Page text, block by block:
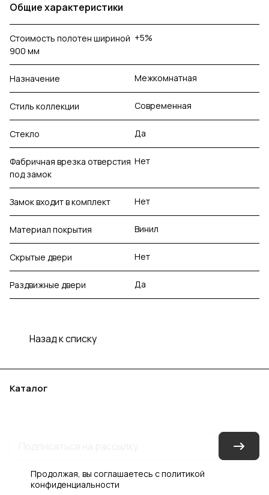
Общие характеристики
Стоимость полотен шириной
900 мм
+5%
Назначение Межкомнатная
Стиль коллекции Современная
Стекло Да
Фабричная врезка отверстия
под замок
Нет
Замок входит в комплект Нет
Материал покрытия Винил
Скрытые двери Нет
Раздвижные двери Да
Назад к списку
Каталог
Продолжая, вы соглашаетесь сполитикой
конфиденциальности